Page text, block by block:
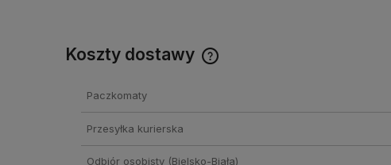
Koszty dostawy
Paczkomaty
Przesyłka kurierska
Odbiór osobisty(Bielsko-Biała)